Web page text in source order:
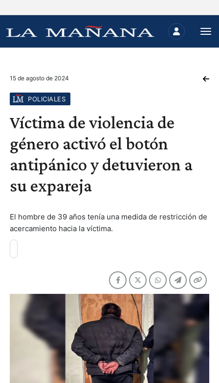
15 de agosto de 2024
POLICIALES
Víctima de violencia de
género activó el botón
antipánico y detuvieron a
su expareja
El hombre de 39 años tenía una medida de restricción de
acercamiento hacia la víctima.